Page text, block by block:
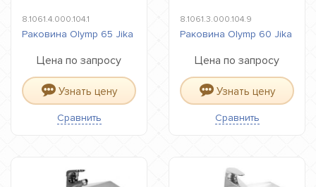
8.1061.4.000.104.1
Раковина Olymp 65 Jika
Цена по запросу
Узнать цену
Сравнить
8.1061.3.000.104.9
Раковина Olymp 60 Jika
Цена по запросу
Узнать цену
Сравнить